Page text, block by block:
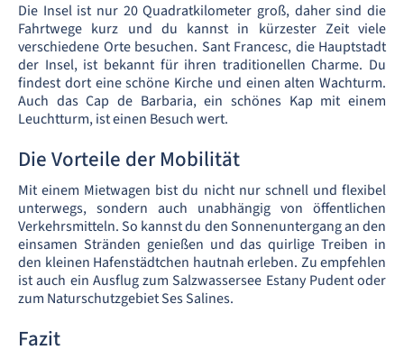
Die Insel ist nur 20 Quadratkilometer groß, daher sind die
Fahrtwege kurz und du kannst in kürzester Zeit viele
verschiedene Orte besuchen. Sant Francesc, die Hauptstadt
der Insel, ist bekannt für ihren traditionellen Charme. Du
findest dort eine schöne Kirche und einen alten Wachturm.
Auch das Cap de Barbaria, ein schönes Kap mit einem
Leuchtturm, ist einen Besuch wert.
Die Vorteile der Mobilität
Mit einem Mietwagen bist du nicht nur schnell und flexibel
unterwegs, sondern auch unabhängig von öffentlichen
Verkehrsmitteln. So kannst du den Sonnenuntergang an den
einsamen Stränden genießen und das quirlige Treiben in
den kleinen Hafenstädtchen hautnah erleben. Zu empfehlen
ist auch ein Ausflug zum Salzwassersee Estany Pudent oder
zum Naturschutzgebiet Ses Salines.
Fazit